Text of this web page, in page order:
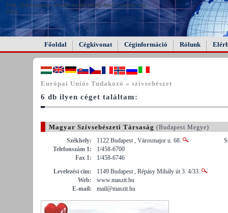
FAIL (the browser should render some flash content, not
this).
Főoldal Cégkivonat Céginformáció Rólunk
Európai Uniós Tudakozó « szívsebészet
6 db ilyen céget találtam:
Magyar Szívsebészeti Társaság (Budapest Megye)
Székhely:
1122 Budapest , Városmajor u. 68.
Telefonszám 1:
1/458-6700
Fax 1:
1/458-6746
Levelezési cím:
1149 Budapest , Répásy Mihály út 3. 4/33.
Web:
www.maszit.hu
E-mail:
mail@maszit.hu